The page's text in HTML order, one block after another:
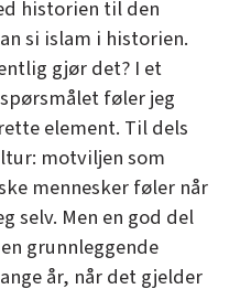
historien til den
si islam i historien.
gjør det? I et
spørsmålet føler jeg
element. Til dels
motviljen som
mennesker føler når
selv. Men en god del
grunnleggende
år, når det gjelder